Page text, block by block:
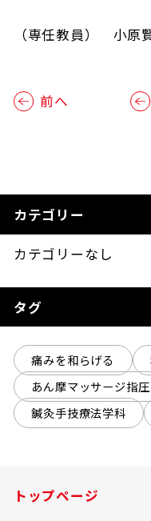
（専任教員） 小原
前へ
カテゴリー
カテゴリーなし
タグ
痛みを和らげる
あん摩マッサージ指圧
鍼灸手技療法学科
トップページ